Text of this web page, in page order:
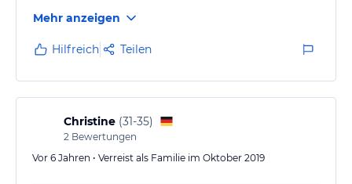
Mehr anzeigen
Hilfreich Teilen
Christine (31-35)
2 Bewertungen
Vor 6 Jahren • Verreist als Familie im Oktober 2019